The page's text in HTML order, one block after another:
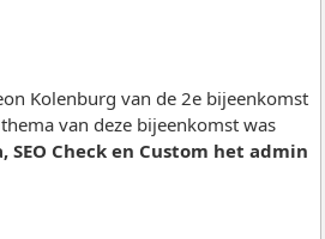
Kolenburg van de 2e bijeenkomst
van deze bijeenkomst was
SEO Check en Custom het admin